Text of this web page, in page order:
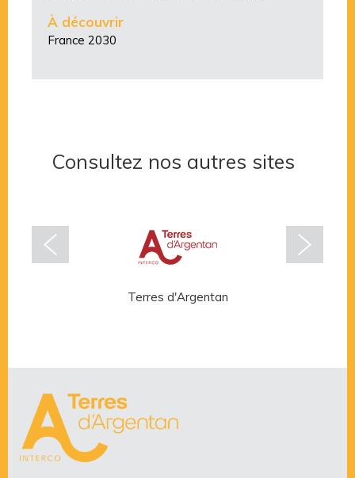
À découvrir
France 2030
Consultez nos autres sites
Terres d'Argentan